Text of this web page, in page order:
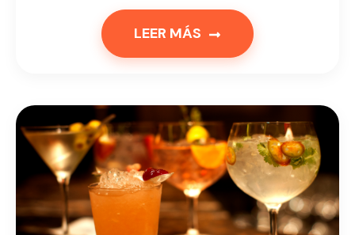
LEER MÁS